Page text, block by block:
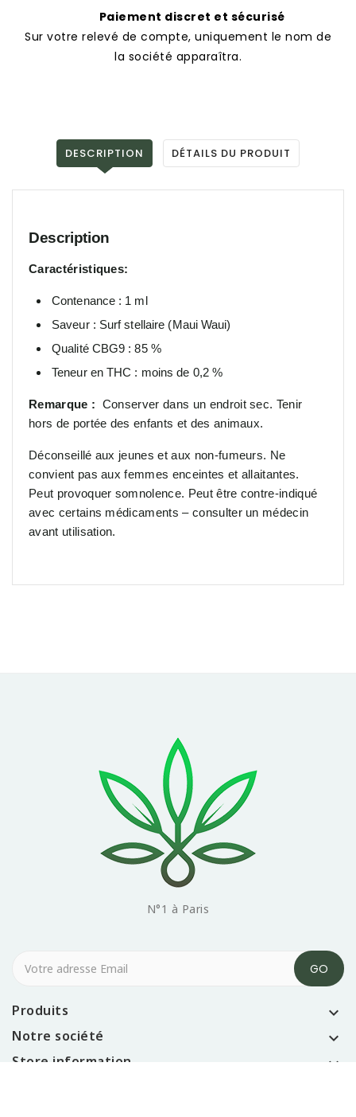
Paiement discret et sécurisé
Sur votre relevé de compte, uniquement le nom de
la société apparaîtra.
DESCRIPTION DÉTAILS DU PRODUIT
Description
Caractéristiques:
Contenance : 1 ml
Saveur : Surf stellaire (Maui Waui)
Qualité CBG9 : 85 %
Teneur en THC : moins de 0,2 %
Remarque : Conserver dans un endroit sec. Tenir
hors de portée des enfants et des animaux.
Déconseillé aux jeunes et aux non-fumeurs. Ne
convient pas aux femmes enceintes et allaitantes.
Peut provoquer somnolence. Peut être contre-indiqué
avec certains médicaments – consulter un médecin
avant utilisation.
N°1 à Paris
Produits 
Notre société 
Store information 